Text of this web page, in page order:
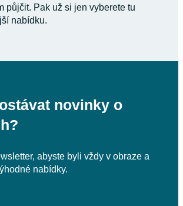
půjčit. Pak už si jen vyberete tu
nabídku.
novinky o
abyste byli vždy v obraze a
nabídky.